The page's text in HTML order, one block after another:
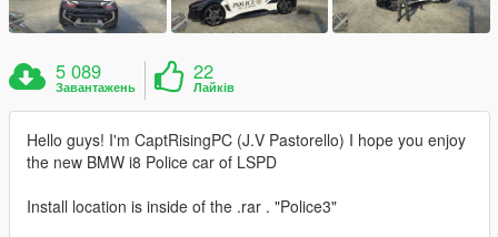
5 089
Завантажень
22
Лайків
Hello guys! I'm CaptRisingPC (J.V Pastorello) I hope you enjoy
the new BMW i8 Police car of LSPD
Install location is inside of the .rar . "Police3"